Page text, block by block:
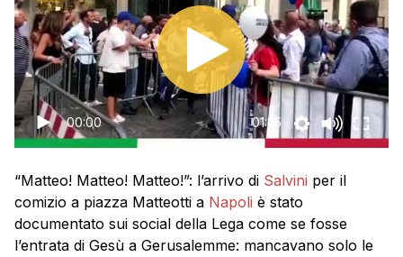
00:00 01:25
“Matteo! Matteo! Matteo!”: l’arrivo di Salvini per il
comizio a piazza Matteotti a Napoli è stato
documentato sui social della Lega come se fosse
l’entrata di Gesù a Gerusalemme: mancavano solo le